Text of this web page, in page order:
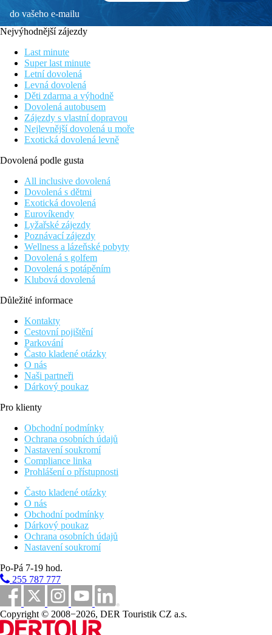
do vašeho e-mailu
Nejvýhodnější zájezdy
Last minute
Super last minute
Letní dovolená
Levná dovolená
Děti zdarma a výhodně
Dovolená autobusem
Zájezdy s vlastní dopravou
Nejlevnější dovolená u moře
Exotická dovolená levně
Dovolená podle gusta
All inclusive dovolená
Dovolená s dětmi
Exotická dovolená
Eurovíkendy
Lyžařské zájezdy
Poznávací zájezdy
Wellness a lázeňské pobyty
Dovolená s golfem
Dovolená s potápěním
Klubová dovolená
Důležité informace
Kontakty
Cestovní pojištění
Parkování
Často kladené otázky
O nás
Naši partneři
Dárkový poukaz
Pro klienty
Obchodní podmínky
Ochrana osobních údajů
Nastavení soukromí
Compliance linka
Prohlášení o přístupnosti
Často kladené otázky
O nás
Obchodní podmínky
Dárkový poukaz
Ochrana osobních údajů
Nastavení soukromí
Po-Pá 7-19 hod.
255 787 777
Copyright © 2008−2026, DER Touristik CZ a.s.